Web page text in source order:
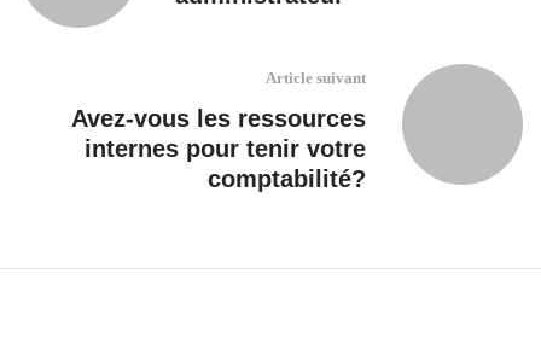
Article suivant
Avez-vous les ressources
internes pour tenir votre
comptabilité?